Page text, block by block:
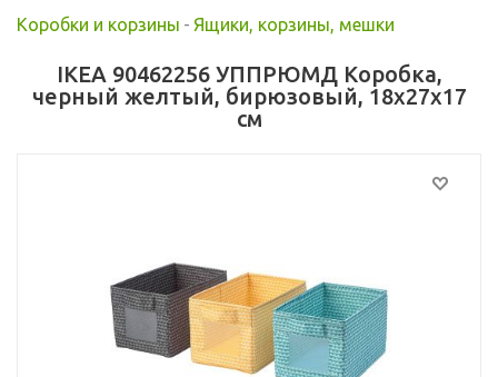
Коробки и корзины - Ящики, корзины, мешки
IKEA 90462256 УППРЮМД Коробка,
черный желтый, бирюзовый, 18x27x17
см